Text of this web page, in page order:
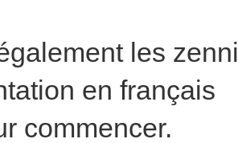
les
en français
commencer.